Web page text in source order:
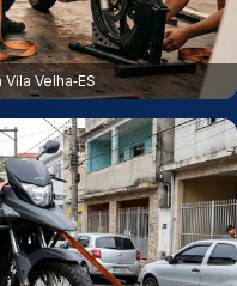
Velha‑ES